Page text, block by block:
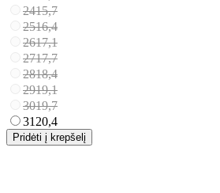
2415,7
2516,4
2617,1
2717,7
2818,4
2919,1
3019,7
31 20,4
Pridėti į krepšelį